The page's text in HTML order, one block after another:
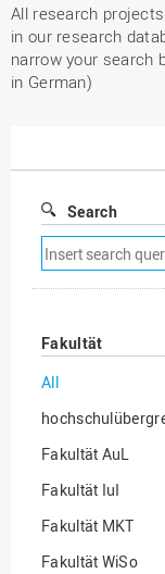
All research
in our research
narrow your search
in German)
Search
Remove
search
filter
Fakultät
All
Fakultät AuL
Fakultät IuI
Fakultät MKT
Fakultät WiSo